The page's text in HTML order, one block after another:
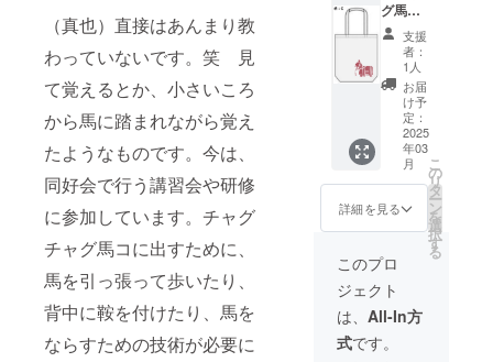
（真也）直接はあんまり教
わっていないです。笑 見
て覚えるとか、小さいころ
から馬に踏まれながら覚え
たようなものです。今は、
同好会で行う講習会や研修
に参加しています。チャグ
チャグ馬コに出すために、
馬を引っ張って歩いたり、
背中に鞍を付けたり、馬を
ならすための技術が必要に
ズ：縦
約7㎝・
横約11
㎝ ・
色：
黄・
緑・茶
※申込時
に色を
お選び
くださ
い。 ※
学生証
3枚収納
可能で
す。 ※
リター
援者様
の交通
費や滞
在費：
支援者
様の交
通費や
滞在費
は各自
でご負
担くだ
さい。
の連絡
詳細は
メール
または
電話で
で行進
コー
ス】
は、鬼
越蒼前
神社か
ら盛岡
八幡宮
までの
全区間
でのご
参加と
支援者
通費や
滞在
費：支
援者様
（取手
部分の
みの高
さ：
100mm
ターン
品の発
送のた
め、住
所・氏
名・電
ご入力
くださ
い。 ※
返品・
交換は
承って
グ馬コ
コット
ンバッ
（柄：
Ｃ）】
チャグ
チャグ
馬コを
デザイ
ンした
コット
ンバッ
グで
す。 ・
柄：Ｃ
・サイ
ズ：
W355×
H363×
支援
者：
1人
お届
け予
定：
2025
年03
月
詳細を見る
こ
の
リ
タ
ー
ン
を
選
択
す
る
このプロ
ジェクト
は、 All-In方
式です。